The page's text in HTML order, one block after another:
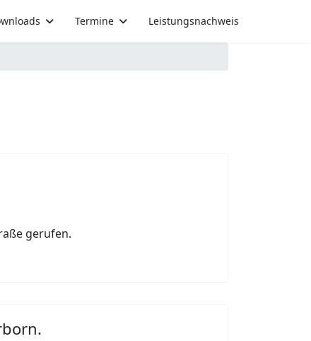
Termine Leistungsnachweis
gerufen.